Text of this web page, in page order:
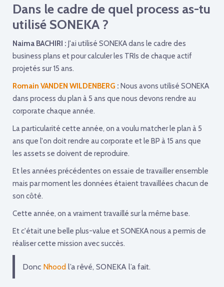
Dans le cadre de quel process as-tu
utilisé SONEKA ?
Naima BACHIRI : J'ai utilisé SONEKA dans le cadre des
business plans et pour calculer les TRIs de chaque actif
projetés sur 15 ans.
Romain VANDEN WILDENBERG : Nous avons utilisé SONEKA
dans process du plan à 5 ans que nous devons rendre au
corporate chaque année.
La particularité cette année, on a voulu matcher le plan à 5
ans que l'on doit rendre au corporate et le BP à 15 ans que
les assets se doivent de reproduire.
Et les années précédentes on essaie de travailler ensemble
mais par moment les données étaient travaillées chacun de
son côté.
Cette année, on a vraiment travaillé sur la même base.
Et c'était une belle plus-value et SONEKA nous a permis de
réaliser cette mission avec succès.
Donc Nhood l’a rêvé, SONEKA l’a fait.